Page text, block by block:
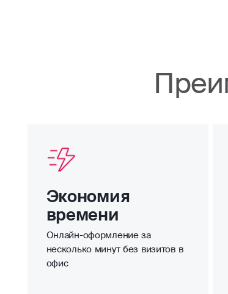
Экономия
времени
Онлайн-оформление за
несколько минут без визитов в
офис